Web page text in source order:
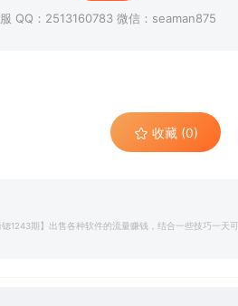
QQ：2513160783 微信：seaman875
收藏 (0)
锶1243期】出售各种软件的流量赚钱，结合一些技巧一天